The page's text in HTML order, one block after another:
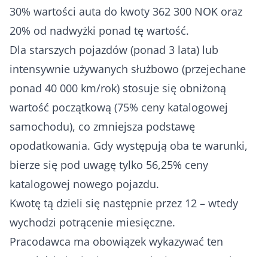
30% wartości auta do kwoty 362 300 NOK oraz
20% od nadwyżki ponad tę wartość.
Dla starszych pojazdów (ponad 3 lata) lub
intensywnie używanych służbowo (przejechane
ponad 40 000 km/rok) stosuje się obniżoną
wartość początkową (75% ceny katalogowej
samochodu), co zmniejsza podstawę
opodatkowania. Gdy występują oba te warunki,
bierze się pod uwagę tylko 56,25% ceny
katalogowej nowego pojazdu.
Kwotę tą dzieli się następnie przez 12 – wtedy
wychodzi potrącenie miesięczne.
Pracodawca ma obowiązek wykazywać ten